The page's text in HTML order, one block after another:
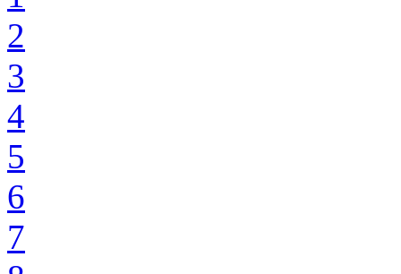
2
3
4
5
6
7